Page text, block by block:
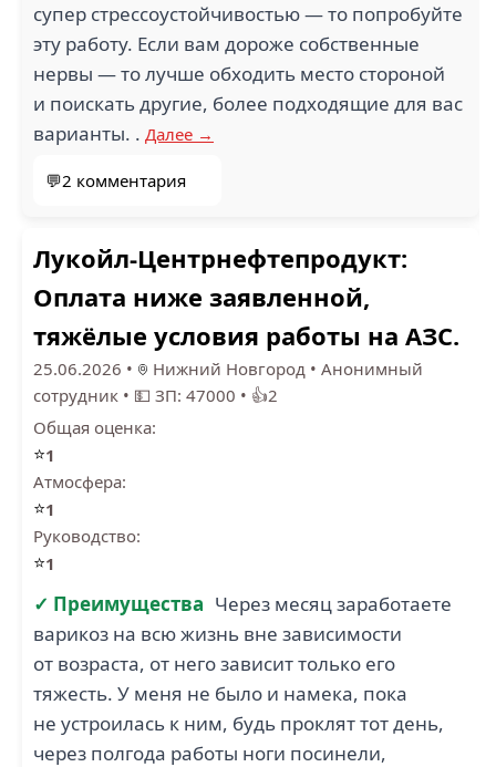
супер стрессоустойчивостью — то попробуйте
эту работу. Если вам дороже собственные
нервы — то лучше обходить место стороной
и поискать другие, более подходящие для вас
варианты. . Далее →
💬2 комментария
Лукойл-Центрнефтепродукт:
Оплата ниже заявленной,
тяжёлые условия работы на АЗС.
25.06.2026 • Нижний Новгород • Анонимный
сотрудник • 💵 ЗП: 47000 • 👍2
Общая оценка:
⭐1
Атмосфера:
⭐1
Руководство:
⭐1
✓ Преимущества Через месяц заработаете
варикоз на всю жизнь вне зависимости
от возраста, от него зависит только его
тяжесть. У меня не было и намека, пока
не устроилась к ним, будь проклят тот день,
через полгода работы ноги посинели,